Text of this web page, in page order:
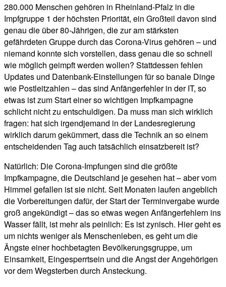
280.000 Menschen gehören in Rheinland-Pfalz in die
Impfgruppe 1 der höchsten Priorität, ein Großteil davon sind
genau die über 80-Jährigen, die zur am stärksten
gefährdeten Gruppe durch das Corona-Virus gehören – und
niemand konnte sich vorstellen, dass genau die so schnell
wie möglich geimpft werden wollen? Stattdessen fehlen
Updates und Datenbank-Einstellungen für so banale Dinge
wie Postleitzahlen – das sind Anfängerfehler in der IT, so
etwas ist zum Start einer so wichtigen Impfkampagne
schlicht nicht zu entschuldigen. Da muss man sich wirklich
fragen: hat sich irgendjemand in der Landesregierung
wirklich darum gekümmert, dass die Technik an so einem
entscheidenden Tag auch tatsächlich einsatzbereit ist?
Natürlich: Die Corona-Impfungen sind die größte
Impfkampagne, die Deutschland je gesehen hat – aber vom
Himmel gefallen ist sie nicht. Seit Monaten laufen angeblich
die Vorbereitungen dafür, der Start der Terminvergabe wurde
groß angekündigt – das so etwas wegen Anfängerfehlern ins
Wasser fällt, ist mehr als peinlich: Es ist zynisch. Hier geht es
um nichts weniger als Menschenleben, es geht um die
Ängste einer hochbetagten Bevölkerungsgruppe, um
Einsamkeit, Eingesperrtsein und die Angst der Angehörigen
vor dem Wegsterben durch Ansteckung.